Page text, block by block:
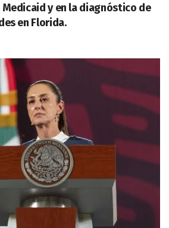
y en la diagnóstico de
en Florida.